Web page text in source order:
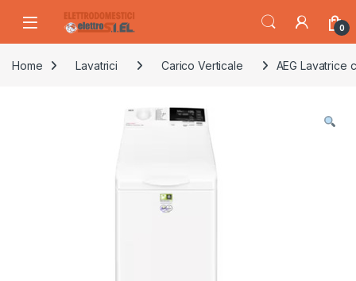
0
Home Lavatrici Carico Verticale AEG Lavatrice